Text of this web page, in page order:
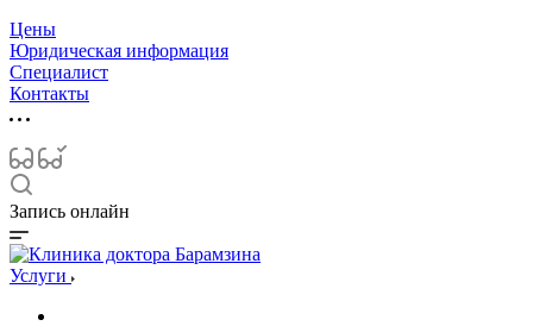
Цены
Юридическая информация
Специалист
Контакты
Запись онлайн
Услуги